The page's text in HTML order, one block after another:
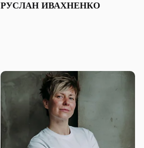
РУСЛАН ИВАХНЕНКО